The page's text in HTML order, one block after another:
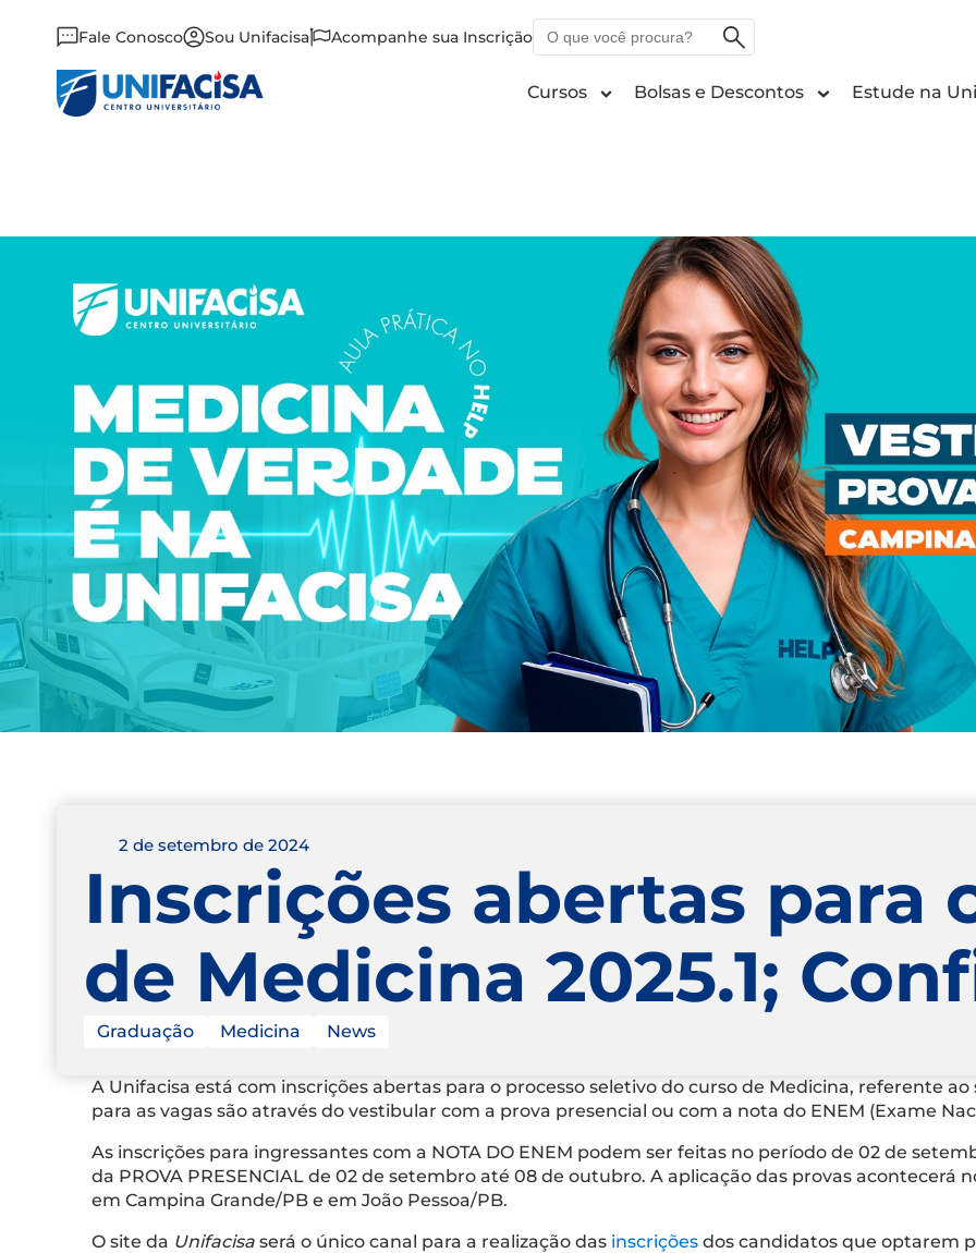
Fale Conosco Sou Unifacisa Acompanhe sua Inscrição
que
procura?
Cursos Bolsas e Descontos Estude na
2 de setembro de 2024
Inscrições abertas para
de Medicina 2025.1;
Graduação Medicina News
A Unifacisa está com inscrições abertas para o processo seletivo do curso de Medicina, referente ao
para as vagas são através do vestibular com a prova presencial ou com a nota do ENEM (Exame
As inscrições para ingressantes com a NOTA DO ENEM podem ser feitas no período de 02 de
da PROVA PRESENCIAL de 02 de setembro até 08 de outubro. A aplicação das provas acontecerá
em Campina Grande/PB e em João Pessoa/PB.
O site da Unifacisa será o único canal para a realização das inscrições dos candidatos que optarem